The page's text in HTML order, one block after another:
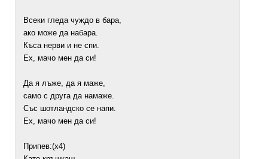
Всеки гледа чуждо в бара,
ако може да набара.
Къса нерви и не спи.
Ех, мачо мен да си!
Да я лъже, да я маже,
само с друга да намаже.
Със шотландско се напи.
Ех, мачо мен да си!
Припев:(x4)